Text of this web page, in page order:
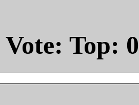
Vote: Top: 0